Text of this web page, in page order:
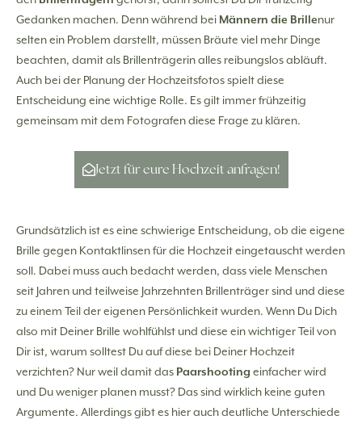
Gedanken machen. Denn während bei Männern die Brillenur
selten ein Problem darstellt, müssen Bräute viel mehr Dinge
beachten, damit als Brillenträgerin alles reibungslos abläuft.
Auch bei der Planung der Hochzeitsfotos spielt diese
Entscheidung eine wichtige Rolle. Es gilt immer frühzeitig
gemeinsam mit dem Fotografen diese Frage zu klären.
Jetzt für eure Hochzeit anfragen!
Grundsätzlich ist es eine schwierige Entscheidung, ob die eigene
Brille gegen Kontaktlinsen für die Hochzeit eingetauscht werden
soll. Dabei muss auch bedacht werden, dass viele Menschen
seit Jahren und teilweise Jahrzehnten Brillenträger sind und diese
zu einem Teil der eigenen Persönlichkeit wurden. Wenn Du Dich
also mit Deiner Brille wohlfühlst und diese ein wichtiger Teil von
Dir ist, warum solltest Du auf diese bei Deiner Hochzeit
verzichten? Nur weil damit das Paarshooting einfacher wird
und Du weniger planen musst? Das sind wirklich keine guten
Argumente. Allerdings gibt es hier auch deutliche Unterschiede